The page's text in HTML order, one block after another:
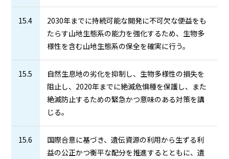
15.4
2030年までに持続可能な開発に不可欠な便益をも
たらす山地生態系の能力を強化するため、生物多
様性を含む山地生態系の保全を確実に行う。
15.5
自然生息地の劣化を抑制し、生物多様性の損失を
阻止し、2020年までに絶滅危惧種を保護し、また
絶滅防止するための緊急かつ意味のある対策を講
じる。
15.6
国際合意に基づき、遺伝資源の利用から生ずる利
益の公正かつ衡平な配分を推進するとともに、遺